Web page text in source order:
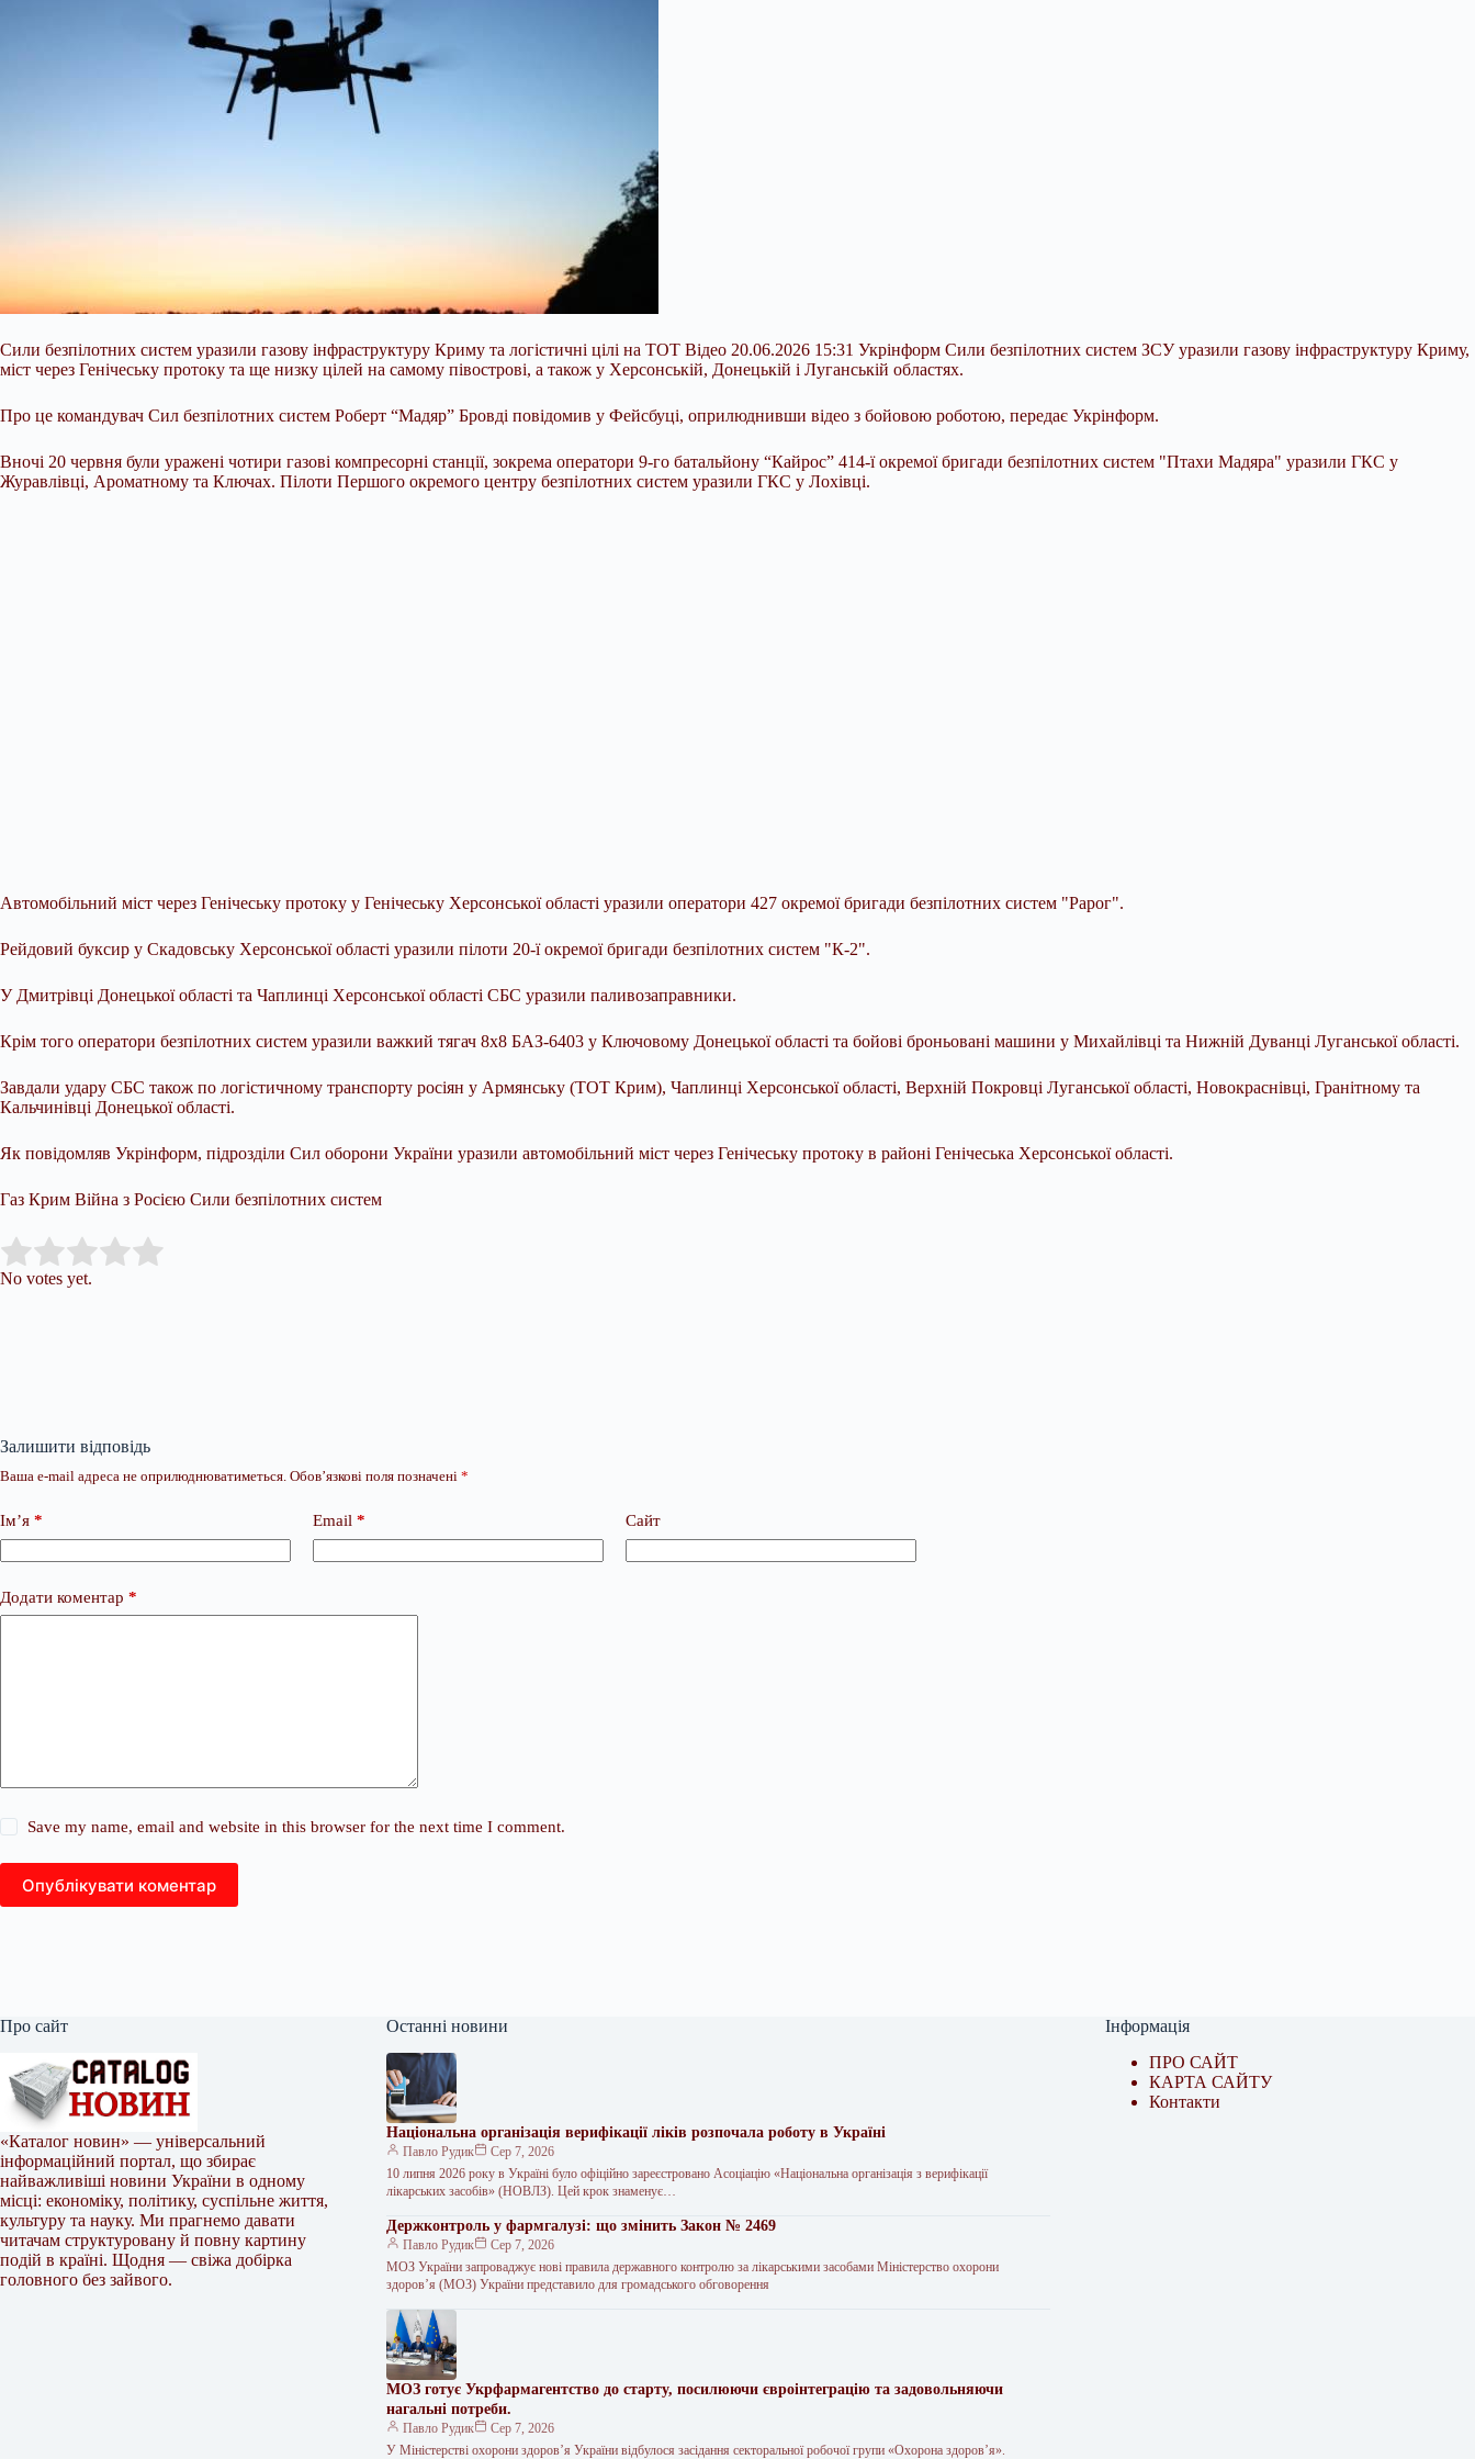
Сили безпілотних систем уразили газову інфраструктуру Криму та логістичні цілі на ТОТ Відео 20.06.2026 15:31 Укрінформ Сили безпілотних систем ЗСУ уразили газову інфраструктуру Криму,
міст через Генічеську протоку та ще низку цілей на самому півострові, а також у Херсонській, Донецькій і Луганській областях.
Про це командувач Сил безпілотних систем Роберт “Мадяр” Бровді повідомив у Фейсбуці, оприлюднивши відео з бойовою роботою, передає Укрінформ.
Вночі 20 червня були уражені чотири газові компресорні станції, зокрема оператори 9-го батальйону “Кайрос” 414-ї окремої бригади безпілотних систем "Птахи Мадяра" уразили ГКС у
Журавлівці, Ароматному та Ключах. Пілоти Першого окремого центру безпілотних систем уразили ГКС у Лохівці.
Автомобільний міст через Генічеську протоку у Генічеську Херсонської області уразили оператори 427 окремої бригади безпілотних систем "Рарог".
Рейдовий буксир у Скадовську Херсонської області уразили пілоти 20-ї окремої бригади безпілотних систем "К-2".
У Дмитрівці Донецької області та Чаплинці Херсонської області СБС уразили паливозаправники.
Крім того оператори безпілотних систем уразили важкий тягач 8х8 БАЗ-6403 у Ключовому Донецької області та бойові броньовані машини у Михайлівці та Нижній Дуванці Луганської області.
Завдали удару СБС також по логістичному транспорту росіян у Армянську (ТОТ Крим), Чаплинці Херсонської області, Верхній Покровці Луганської області, Новокраснівці, Гранітному та
Кальчинівці Донецької області.
Як повідомляв Укрінформ, підрозділи Сил оборони України уразили автомобільний міст через Генічеську протоку в районі Генічеська Херсонської області.
Газ Крим Війна з Росією Сили безпілотних систем
Rate this item:
No votes yet.
Залишити відповідь
Ваша e-mail адреса не оприлюднюватиметься. Обов’язкові поля позначені *
Ім’я * Email * Сайт
Додати коментар *
Save my name, email and website in this browser for the next time I comment.
Опублікувати коментар
Про сайт
«Каталог новин» — універсальний
інформаційний портал, що збирає
найважливіші новини України в одному
місці: економіку, політику, суспільне життя,
культуру та науку. Ми прагнемо давати
читачам структуровану й повну картину
подій в країні. Щодня — свіжа добірка
головного без зайвого.
Останні новини
Національна організація верифікації ліків розпочала роботу в Україні
Павло Рудик
Сер 7, 2026
10 липня 2026 року в Україні було офіційно зареєстровано Асоціацію «Національна організація з верифікації
лікарських засобів» (НОВЛЗ). Цей крок знаменує…
Держконтроль у фармгалузі: що змінить Закон № 2469
Павло Рудик
Сер 7, 2026
МОЗ України запроваджує нові правила державного контролю за лікарськими засобами Міністерство охорони
здоров’я (МОЗ) України представило для громадського обговорення
МОЗ готує Укрфармагентство до старту, посилюючи євроінтеграцію та задовольняючи
нагальні потреби.
Павло Рудик
Сер 7, 2026
У Міністерстві охорони здоров’я України відбулося засідання секторальної робочої групи «Охорона здоров’я».
Інформація
ПРО САЙТ
КАРТА САЙТУ
Контакти